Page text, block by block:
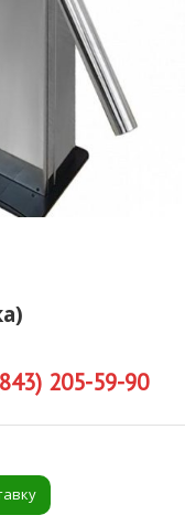
205-59-90